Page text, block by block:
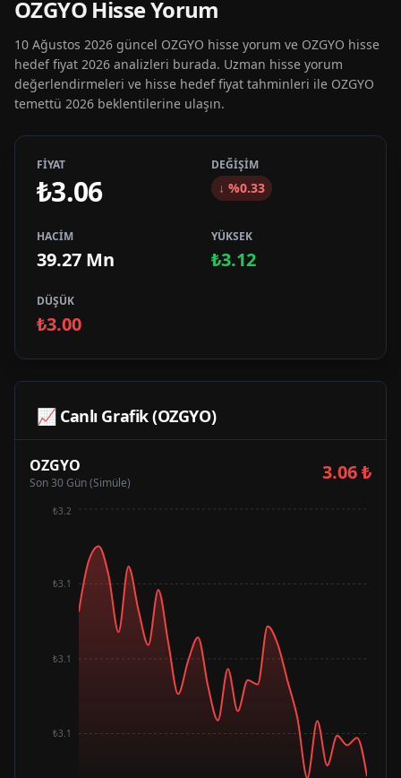
OZGYO Hisse Yorum
10 Ağustos 2026 güncel OZGYO hisse yorum ve OZGYO hisse
hedef fiyat 2026 analizleri burada. Uzman hisse yorum
değerlendirmeleri ve hisse hedef fiyat tahminleri ile OZGYO
temettü 2026 beklentilerine ulaşın.
FİYAT
₺3.06
DEĞİŞİM
↓ %0.33
HACİM
39.27 Mn
YÜKSEK
₺3.12
DÜŞÜK
₺3.00
📈 Canlı Grafik (OZGYO)
OZGYO
Son 30 Gün (Simüle) 3.06₺
₺3.1
₺3.1
₺3.1
₺3.2